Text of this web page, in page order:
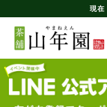
現在